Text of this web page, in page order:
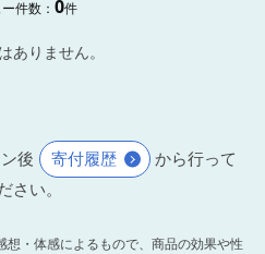
件数：0件
ありません。
後 寄付履歴
から行って
さい。
・体感によるもので、商品の効果や性